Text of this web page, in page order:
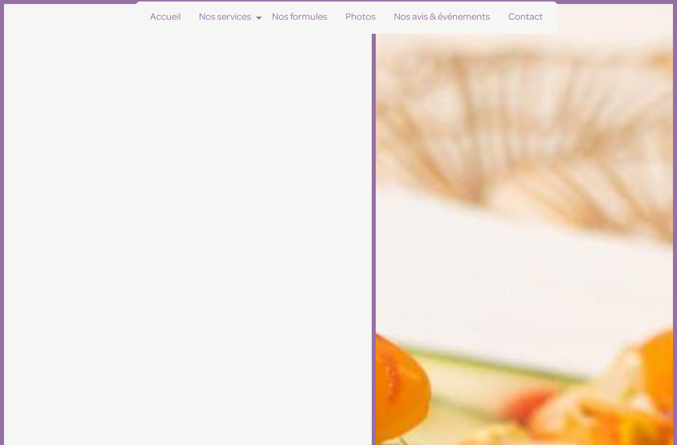
Accueil Nos services Nos formules Photos Nos avis & événements Contact
Panneau de gestion des cookies